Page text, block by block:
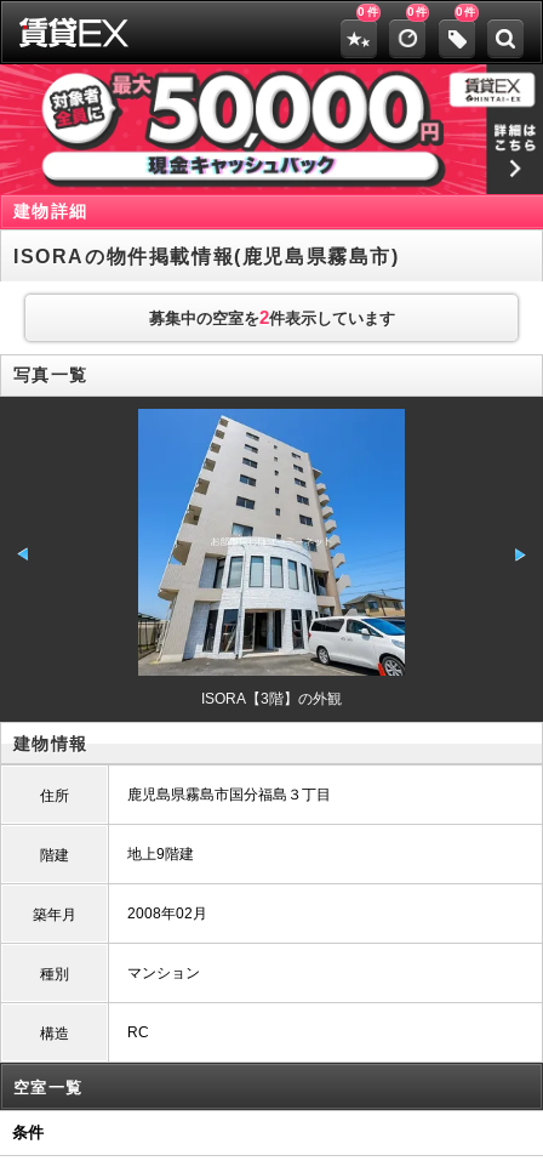
0 件 0件 0件
建物詳細
ISORAの物件掲載情報(鹿児島県霧島市)
募集中の空室を2件表示しています
写真一覧
ISORA【3階】の外観
建物情報
住所 鹿児島県霧島市国分福島３丁目
階建 地上9階建
築年月 2008年02月
種別 マンション
構造 RC
空室一覧
条件